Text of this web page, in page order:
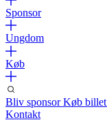
Sponsor
Ungdom
Køb
Bliv sponsorKøb billet
Kontakt